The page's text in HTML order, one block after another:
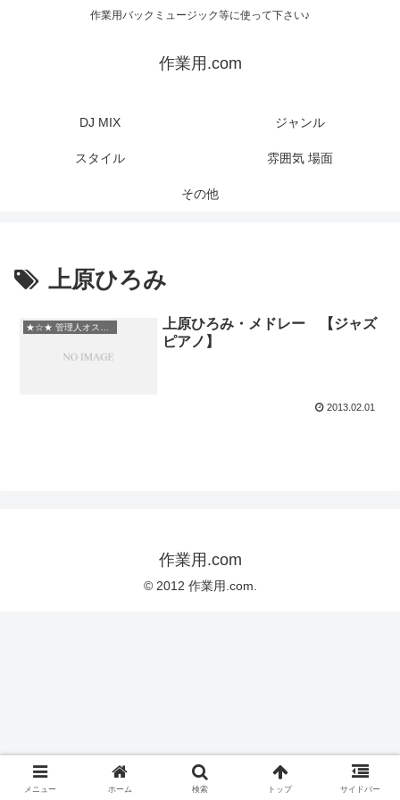
作業用バックミュージック等に使って下さい♪
作業用.com
DJ MIX ジャンル
スタイル 雰囲気 場面
その他
上原ひろみ
上原ひろみ・メドレー 【ジャズ
ピアノ】
2013.02.01
作業用.com
© 2012 作業用.com.
メニュー ホーム 検索 トップ サイドバー